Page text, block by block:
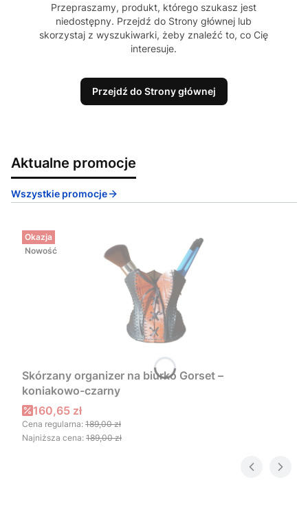
Przepraszamy, produkt, którego szukasz jest
niedostępny. Przejdź do Strony głównej lub
skorzystaj z wyszukiwarki, żeby znaleźć to, co Cię
interesuje.
Przejdź do Strony głównej
Aktualne promocje
Wszystkie promocje
Okazja
Nowość
Skórzany organizer na biurko Gorset –
koniakowo-czarny
Cena promocyjna
160,65 zł
Cena regularna: 189,00 zł
Najniższa cena: 189,00 zł